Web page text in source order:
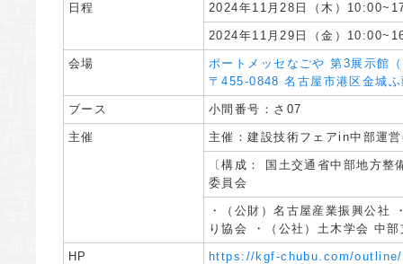
日程 2024年11月28日（木）
2024年11月29日（金）
会場
ポートメッセなごや 第3展示館
〒455-0848 名古屋市港区金城
ブース 小間番号：さ07
主催 主催：建設技術フェアin中部運
〔構成： 国土交通省中部地方
委員会
・（公財）名古屋産業振興公社
り協会 ・（公社）土木学会 中部
HP https://kgf-chubu.com/